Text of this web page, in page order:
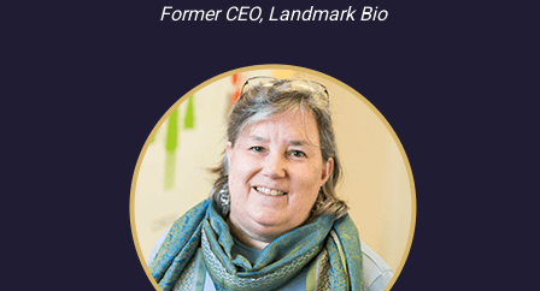
Former CEO, Landmark Bio